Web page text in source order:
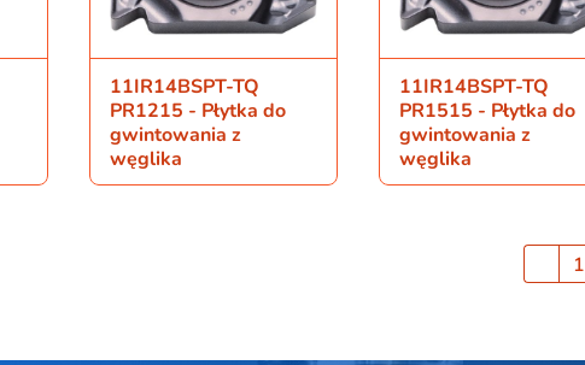
11IR14BSPT-TQ
PR1215 - Płytka do
gwintowania z
węglika
11IR14BSPT-TQ
PR1515 - Płytka do
gwintowania z
węglika
1